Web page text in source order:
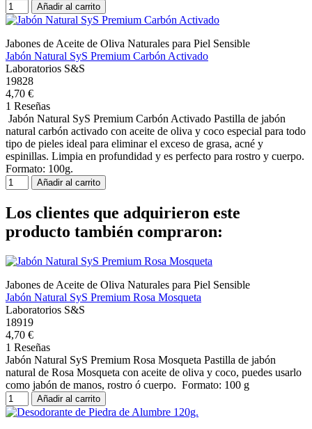
Añadir al carrito
Jabones de Aceite de Oliva Naturales para Piel Sensible
Jabón Natural SyS Premium Carbón Activado
Laboratorios S&S
19828
4,70 €
1 Reseñas
Jabón Natural SyS Premium Carbón Activado Pastilla de jabón
natural carbón activado con aceite de oliva y coco especial para todo
tipo de pieles ideal para eliminar el exceso de grasa, acné y
espinillas. Limpia en profundidad y es perfecto para rostro y cuerpo.
Formato: 100g.
Añadir al carrito
Los clientes que adquirieron este
producto también compraron:
Jabones de Aceite de Oliva Naturales para Piel Sensible
Jabón Natural SyS Premium Rosa Mosqueta
Laboratorios S&S
18919
4,70 €
1 Reseñas
Jabón Natural SyS Premium Rosa Mosqueta Pastilla de jabón
natural de Rosa Mosqueta con aceite de oliva y coco, puedes usarlo
como jabón de manos, rostro ó cuerpo. Formato: 100 g
Añadir al carrito